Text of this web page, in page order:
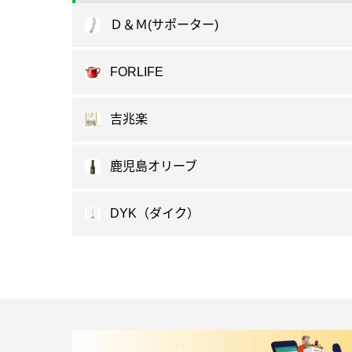
Ｄ＆Ｍ(サポーター)
FORLIFE
吉兆楽
鹿児島オリーブ
DYK（ダイク）